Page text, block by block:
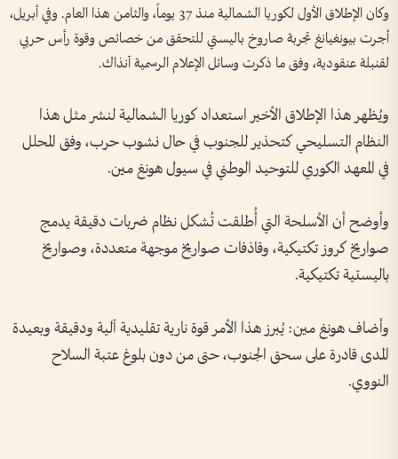
وكان الإطلاق الأول لكوريا الشمالية منذ 37 يوماً، والثامن هذا العام. وفي أبريل،
أجرت بيونغيانغ تجربة صاروخ باليستي للتحقق من خصائص وقوة رأس حربي
لقنبلة عنقودية، وفق ما ذكرت وسائل الإعلام الرسمية آنذاك.
ويُظهر هذا الإطلاق الأخير استعداد كوريا الشمالية لنشر مثل هذا
النظام التسليحي كتحذير للجنوب في حال نشوب حرب، وفق المحلل
في المعهد الكوري للتوحيد الوطني في سيول هونغ مين.
وأوضح أن الأسلحة التي أُطلقت تُشكل نظام ضربات دقيقة يدمج
صواريخ كروز تكتيكية، وقاذفات صواريخ موجهة متعددة، وصواريخ
باليستية تكتيكية.
وأضاف هونغ مين: يُبرز هذا الأمر قوة نارية تقليدية آلية ودقيقة وبعيدة
المدى قادرة على سحق الجنوب، حتى من دون بلوغ عتبة السلاح
النووي.